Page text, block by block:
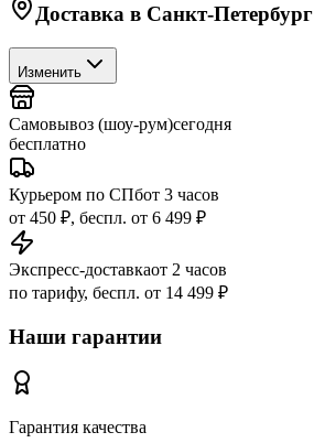
Доставка в Санкт-Петербург
Изменить
Самовывоз (шоу-рум)сегодня
бесплатно
Курьером по СПбот 3 часов
от 450 ₽, беспл. от 6 499 ₽
Экспресс-доставкаот 2 часов
по тарифу, беспл. от 14 499 ₽
Наши гарантии
Гарантия качества